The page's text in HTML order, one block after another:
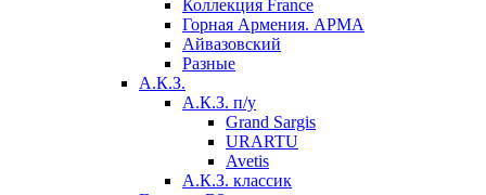
Коллекция France
Горная Армения. АРМА
Айвазовский
Разные
А.К.З.
А.К.З. п/у
Grand Sargis
URARTU
Avetis
А.К.З. классик